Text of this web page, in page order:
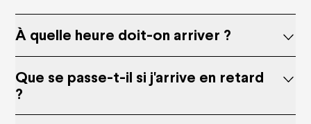
À quelle heure doit-on arriver ?
Que se passe-t-il si j'arrive en retard
?
Ticket prices and seating plans
Visites guidées
Accessibility
Privatisation
FAQ